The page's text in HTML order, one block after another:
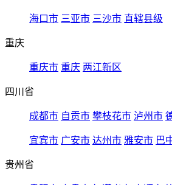
海口市 三亚市 三沙市 直辖县级
重庆
重庆市 重庆 两江新区
四川省
成都市 自贡市 攀枝花市 泸州市
宜宾市 广安市 达州市 雅安市 巴
贵州省